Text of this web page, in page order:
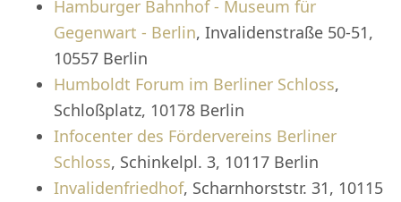
Hamburger Bahnhof - Museum für
Gegenwart - Berlin, Invalidenstraße 50-51,
10557 Berlin
Humboldt Forum im Berliner Schloss,
Schloßplatz, 10178 Berlin
Infocenter des Fördervereins Berliner
Schloss, Schinkelpl. 3, 10117 Berlin
Invalidenfriedhof, Scharnhorststr. 31, 10115